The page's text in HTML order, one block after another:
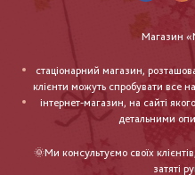
Магазин
стаціонарний магазин,
клієнти можуть спробувати все
інтернет-магазин, на сайті
детальними
🌞Ми консультуємо своїх
затяті